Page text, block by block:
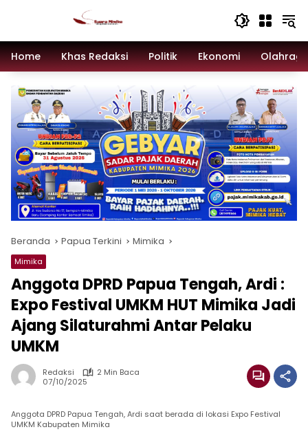
Home
Khas Redaksi Politik Ekonomi
Beranda Papua Terkini Mimika
Mimika
Anggota DPRD Papua Tengah, Ardi :
Expo Festival UMKM HUT Mimika Jadi
Ajang Silaturahmi Antar Pelaku
UMKM
Redaksi
2 Min Baca
07/10/2025
Anggota DPRD Papua Tengah, Ardi saat berada di lokasi Expo Festival
UMKM Kabupaten Mimika